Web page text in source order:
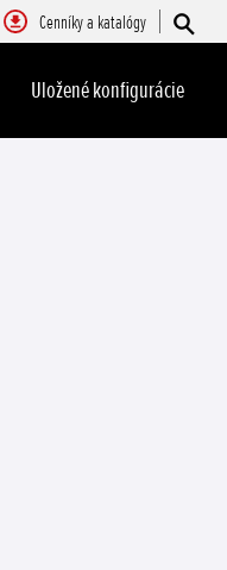
Cenníky a katalógy
Uložené konfigurácie